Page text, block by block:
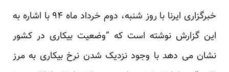
خبرگزاری ایرنا با روز شنبه، دوم خرداد ماه ۹۴ با اشاره به
این گزارش نوشته است که “وضعیت بیکاری در کشور
نشان می دهد با وجود نزدیک شدن نرخ بیکاری به مرز